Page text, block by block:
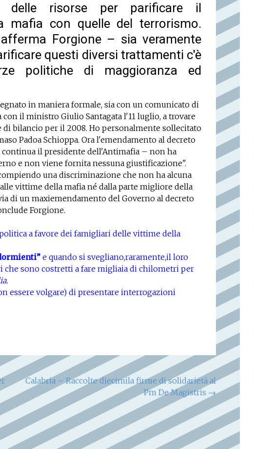
delle risorse per parificare il
mafia con quelle del terrorismo.
Forgione – sia veramente
questi diversi trattamenti c'è
politiche di maggioranza ed
in maniera formale, sia con un comunicato di
il ministro Giulio Santagata l'11 luglio, a trovare
bilancio per il 2008. Ho personalmente sollecitato
Padoa Schioppa. Ora l'emendamento al decreto
continua il presidente dell'Antimafia – non ha
e non viene fornita nessuna giustificazione".
una discriminazione che non ha alcuna
vittime della mafia né dalla parte migliore della
di un maxiemendamento del Governo al decreto
Forgione.
politica a favore dei famigliari delle vittime della
e quando si svegliano,raramente,il loro
sono costretti a fare migliaia di chilometri per
essere volgare) di presentare interrogazioni
Calabria – Raccolte diecimila firme di solidarietà al
Pm De Magistris →